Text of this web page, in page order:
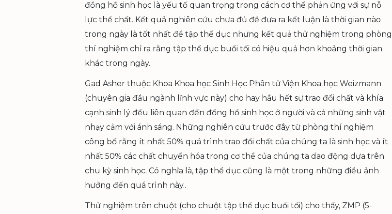
đồng hồ sinh học là yếu tố quan trọng trong cách cơ thể phản ứng với sự nỗ
lực thể chất. Kết quả nghiên cứu chưa đủ để đưa ra kết luận là thời gian nào
trong ngày là tốt nhất để tập thể dục nhưng kết quả thử nghiệm trong phòng
thí nghiệm chỉ ra rằng tập thể dục buổi tối có hiệu quả hơn khoảng thời gian
khác trong ngày.
Gad Asher thuộc Khoa Khoa học Sinh Học Phân tử Viện Khoa học Weizmann
(chuyên gia đầu ngành lĩnh vực này) cho hay hầu hết sự trao đổi chất và khía
cạnh sinh lý đều liên quan đến đồng hồ sinh học ở người và cả những sinh vật
nhạy cảm với ánh sáng. Những nghiên cứu trước đây từ phòng thí nghiệm
công bố rằng ít nhất 50% quá trình trao đổi chất của chúng ta là sinh học và ít
nhất 50% các chất chuyển hóa trong cơ thể của chúng ta dao động dựa trên
chu kỳ sinh học. Có nghĩa là, tập thể dục cũng là một trong những điều ảnh
hưởng đến quá trình này..
Thử nghiệm trên chuột (cho chuột tập thể dục buổi tối) cho thấy, ZMP (5-